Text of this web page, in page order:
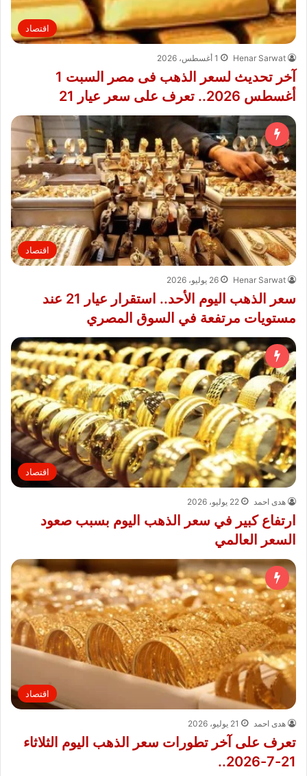
اقتصاد
Henar Sarwat 1 أغسطس، 2026
آخر تحديث لسعر الذهب فى مصر السبت 1
أغسطس 2026.. تعرف على سعر عيار 21
اقتصاد
Henar Sarwat 26 يوليو، 2026
سعر الذهب اليوم الأحد.. استقرار عيار 21 عند
مستويات مرتفعة في السوق المصري
اقتصاد
هدى احمد 22 يوليو، 2026
ارتفاع كبير في سعر الذهب اليوم بسبب صعود
السعر العالمي
اقتصاد
هدى احمد 21 يوليو، 2026
تعرف على آخر تطورات سعر الذهب اليوم الثلاثاء
21-7-2026..